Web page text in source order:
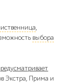
,
выбора
Экстра, Прима и